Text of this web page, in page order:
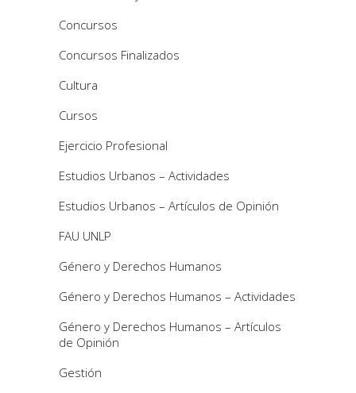
Concursos
Concursos Finalizados
Cultura
Cursos
Ejercicio Profesional
Estudios Urbanos – Actividades
Estudios Urbanos – Artículos de Opinión
FAU UNLP
Género y Derechos Humanos
Género y Derechos Humanos – Actividades
Género y Derechos Humanos – Artículos
de Opinión
Gestión